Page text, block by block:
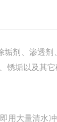
、渗透剂
垢以及其
大量清水